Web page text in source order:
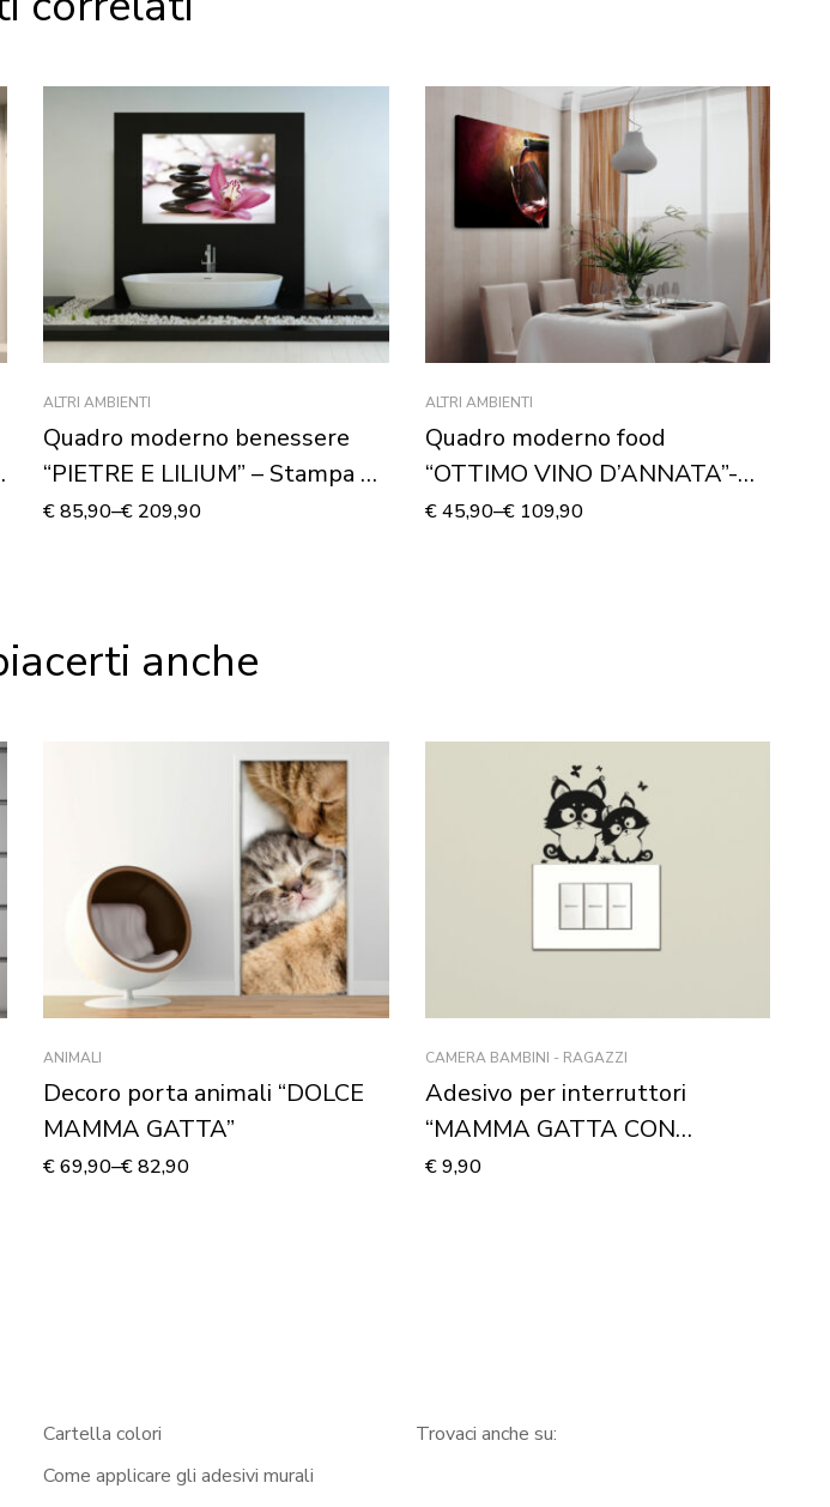
ALTRI AMBIENTI
Quadro moderno benessere
“PIETRE E LILIUM” – Stampa su
tela
€85,90–€ 209,90
ALTRI AMBIENTI
Quadro moderno food
“OTTIMO VINO D’ANNATA”-
Stampa su tela
€45,90–€109,90
anche
ANIMALI
Decoro porta animali “DOLCE
MAMMA GATTA”
€69,90–€82,90
CAMERA BAMBINI - RAGAZZI
Adesivo per interruttori
“MAMMA GATTA CON
CUCCIOLO” – Mini sticker
€9,90
Cartella colori
Come applicare gli adesivi murali
Trovaci anche su: